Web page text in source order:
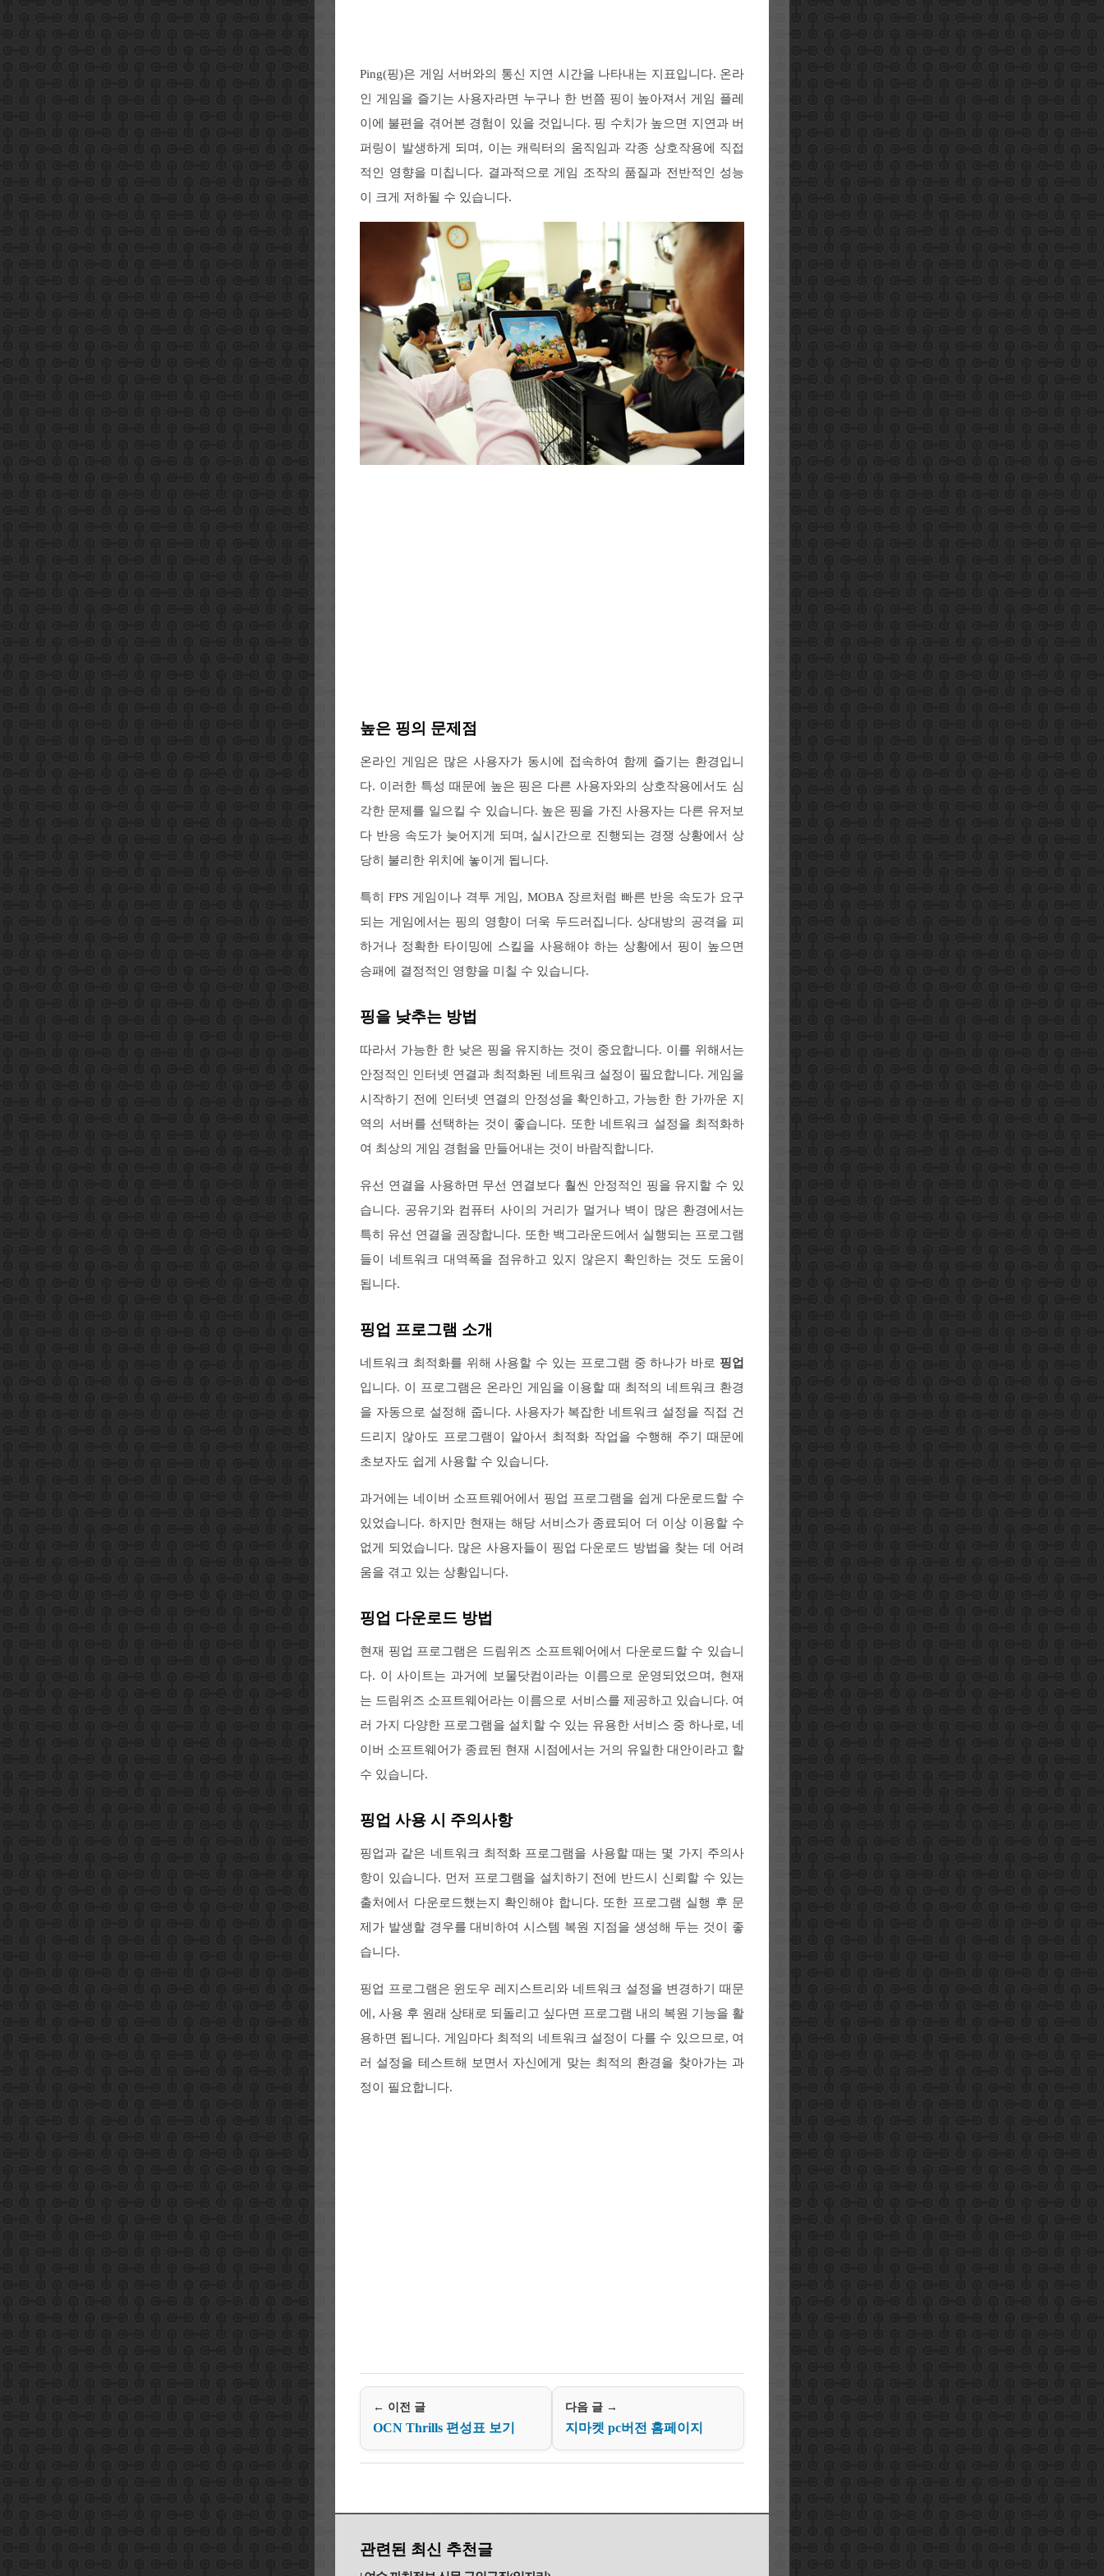
Ping(핑)은 게임 서버와의 통신 지연 시간을 나타내는 지표입니다. 온라
인 게임을 즐기는 사용자라면 누구나 한 번쯤 핑이 높아져서 게임 플레
이에 불편을 겪어본 경험이 있을 것입니다. 핑 수치가 높으면 지연과 버
퍼링이 발생하게 되며, 이는 캐릭터의 움직임과 각종 상호작용에 직접
적인 영향을 미칩니다. 결과적으로 게임 조작의 품질과 전반적인 성능
이 크게 저하될 수 있습니다.
높은 핑의 문제점
온라인 게임은 많은 사용자가 동시에 접속하여 함께 즐기는 환경입니
다. 이러한 특성 때문에 높은 핑은 다른 사용자와의 상호작용에서도 심
각한 문제를 일으킬 수 있습니다. 높은 핑을 가진 사용자는 다른 유저보
다 반응 속도가 늦어지게 되며, 실시간으로 진행되는 경쟁 상황에서 상
당히 불리한 위치에 놓이게 됩니다.
특히 FPS 게임이나 격투 게임, MOBA 장르처럼 빠른 반응 속도가 요구
되는 게임에서는 핑의 영향이 더욱 두드러집니다. 상대방의 공격을 피
하거나 정확한 타이밍에 스킬을 사용해야 하는 상황에서 핑이 높으면
승패에 결정적인 영향을 미칠 수 있습니다.
핑을 낮추는 방법
따라서 가능한 한 낮은 핑을 유지하는 것이 중요합니다. 이를 위해서는
안정적인 인터넷 연결과 최적화된 네트워크 설정이 필요합니다. 게임을
시작하기 전에 인터넷 연결의 안정성을 확인하고, 가능한 한 가까운 지
역의 서버를 선택하는 것이 좋습니다. 또한 네트워크 설정을 최적화하
여 최상의 게임 경험을 만들어내는 것이 바람직합니다.
유선 연결을 사용하면 무선 연결보다 훨씬 안정적인 핑을 유지할 수 있
습니다. 공유기와 컴퓨터 사이의 거리가 멀거나 벽이 많은 환경에서는
특히 유선 연결을 권장합니다. 또한 백그라운드에서 실행되는 프로그램
들이 네트워크 대역폭을 점유하고 있지 않은지 확인하는 것도 도움이
됩니다.
핑업 프로그램 소개
네트워크 최적화를 위해 사용할 수 있는 프로그램 중 하나가 바로 핑업
입니다. 이 프로그램은 온라인 게임을 이용할 때 최적의 네트워크 환경
을 자동으로 설정해 줍니다. 사용자가 복잡한 네트워크 설정을 직접 건
드리지 않아도 프로그램이 알아서 최적화 작업을 수행해 주기 때문에
초보자도 쉽게 사용할 수 있습니다.
과거에는 네이버 소프트웨어에서 핑업 프로그램을 쉽게 다운로드할 수
있었습니다. 하지만 현재는 해당 서비스가 종료되어 더 이상 이용할 수
없게 되었습니다. 많은 사용자들이 핑업 다운로드 방법을 찾는 데 어려
움을 겪고 있는 상황입니다.
핑업 다운로드 방법
현재 핑업 프로그램은 드림위즈 소프트웨어에서 다운로드할 수 있습니
다. 이 사이트는 과거에 보물닷컴이라는 이름으로 운영되었으며, 현재
는 드림위즈 소프트웨어라는 이름으로 서비스를 제공하고 있습니다. 여
러 가지 다양한 프로그램을 설치할 수 있는 유용한 서비스 중 하나로, 네
이버 소프트웨어가 종료된 현재 시점에서는 거의 유일한 대안이라고 할
수 있습니다.
핑업 사용 시 주의사항
핑업과 같은 네트워크 최적화 프로그램을 사용할 때는 몇 가지 주의사
항이 있습니다. 먼저 프로그램을 설치하기 전에 반드시 신뢰할 수 있는
출처에서 다운로드했는지 확인해야 합니다. 또한 프로그램 실행 후 문
제가 발생할 경우를 대비하여 시스템 복원 지점을 생성해 두는 것이 좋
습니다.
핑업 프로그램은 윈도우 레지스트리와 네트워크 설정을 변경하기 때문
에, 사용 후 원래 상태로 되돌리고 싶다면 프로그램 내의 복원 기능을 활
용하면 됩니다. 게임마다 최적의 네트워크 설정이 다를 수 있으므로, 여
러 설정을 테스트해 보면서 자신에게 맞는 최적의 환경을 찾아가는 과
정이 필요합니다.
← 이전 글
OCN Thrills 편성표 보기
다음 글 →
지마켓 pc버전 홈페이지
관련된 최신 추천글